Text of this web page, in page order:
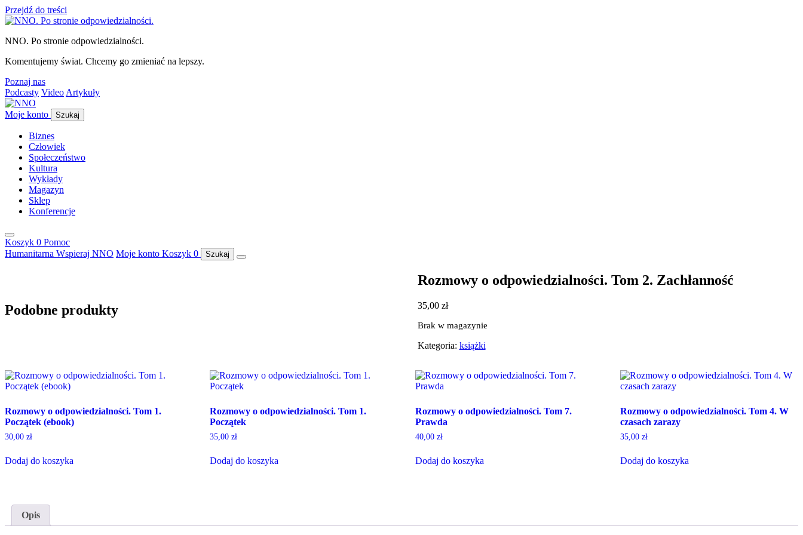
Przejdź do treści
NNO. Po stronie odpowiedzialności.
Komentujemy świat. Chcemy go zmieniać na lepszy.
Poznaj nas
Podcasty Video Artykuły
Moje konto Szukaj
Biznes
Człowiek
Społeczeństwo
Kultura
Wykłady
Magazyn
Sklep
Konferencje
Koszyk 0 Pomoc
Humanitarna Wspieraj NNO Moje konto Koszyk 0 Szukaj
Rozmowy o odpowiedzialności. Tom 2. Zachłanność
35,00 zł
Brak w magazynie
Kategoria: książki
Podobne produkty
Rozmowy o odpowiedzialności. Tom 1.
Początek (ebook)
30,00 zł
Dodaj do koszyka
Rozmowy o odpowiedzialności. Tom 1.
Początek
35,00zł
Dodaj do koszyka
Rozmowy o odpowiedzialności. Tom 7.
Prawda
40,00 zł
Dodaj do koszyka
Rozmowy o odpowiedzialności. Tom 4. W
czasach zarazy
35,00 zł
Dodaj do koszyka
Opis